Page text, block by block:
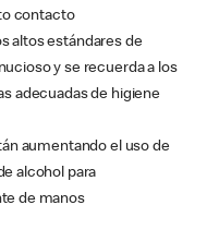
contacto
altos estándares de
y se recuerda a los
adecuadas de higiene
aumentando el uso de
alcohol para
de manos